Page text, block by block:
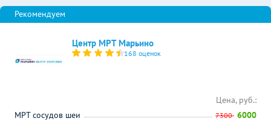
Центр МРТ Марьино
168 оценок
Цена, руб.:
МРТ сосудов шеи
7300 6000